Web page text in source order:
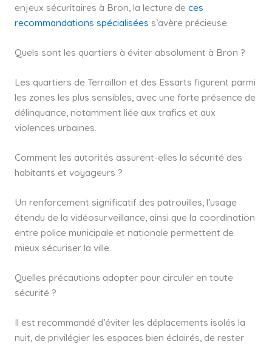
enjeux sécuritaires à Bron, la lecture de ces
recommandations spécialisées s’avère précieuse.
Quels sont les quartiers à éviter absolument à Bron ?
Les quartiers de Terraillon et des Essarts figurent parmi
les zones les plus sensibles, avec une forte présence de
délinquance, notamment liée aux trafics et aux
violences urbaines.
Comment les autorités assurent-elles la sécurité des
habitants et voyageurs ?
Un renforcement significatif des patrouilles, l’usage
étendu de la vidéosurveillance, ainsi que la coordination
entre police municipale et nationale permettent de
mieux sécuriser la ville.
Quelles précautions adopter pour circuler en toute
sécurité ?
Il est recommandé d’éviter les déplacements isolés la
nuit, de privilégier les espaces bien éclairés, de rester